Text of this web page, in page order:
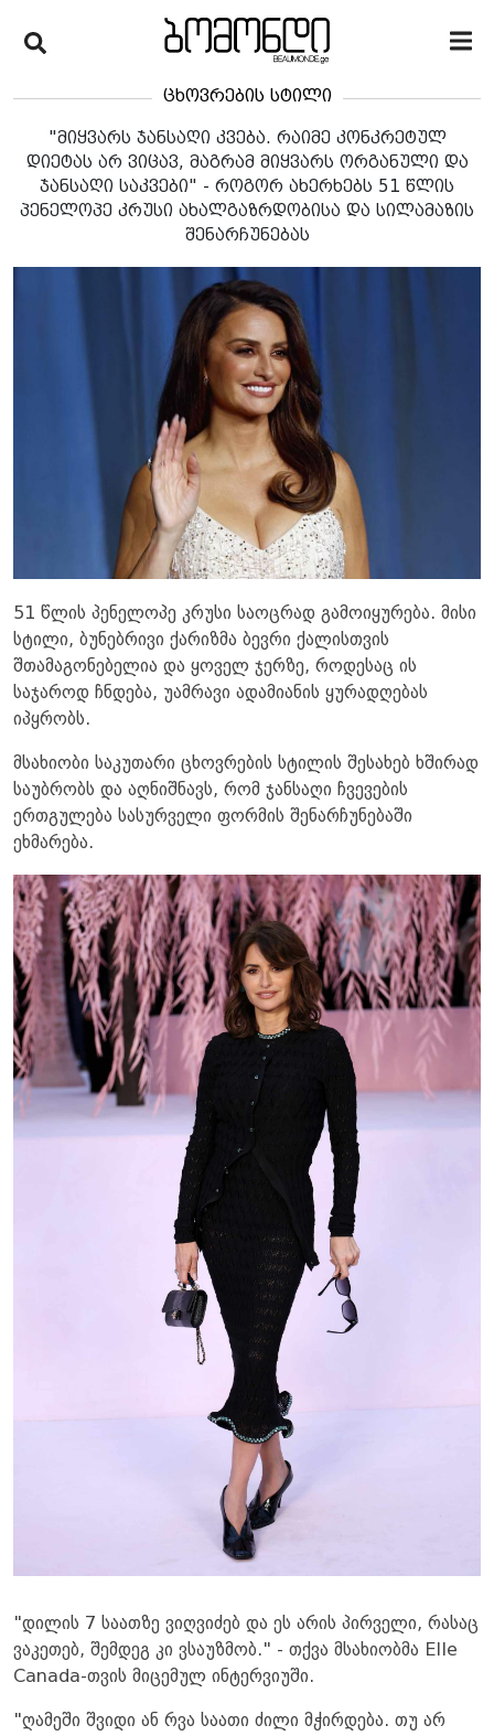
ცხოვრების სტილი
"მიყვარს ჯანსაღი კვება. რაიმე კონკრეტულ
დიეტას არ ვიცავ, მაგრამ მიყვარს ორგანული და
ჯანსაღი საკვები" - როგორ ახერხებს 51 წლის
პენელოპე კრუსი ახალგაზრდობისა და სილამაზის
შენარჩუნებას
51 წლის პენელოპე კრუსი საოცრად გამოიყურება. მისი
სტილი, ბუნებრივი ქარიზმა ბევრი ქალისთვის
შთამაგონებელია და ყოველ ჯერზე, როდესაც ის
საჯაროდ ჩნდება, უამრავი ადამიანის ყურადღებას
იპყრობს.
მსახიობი საკუთარი ცხოვრების სტილის შესახებ ხშირად
საუბრობს და აღნიშნავს, რომ ჯანსაღი ჩვევების
ერთგულება სასურველი ფორმის შენარჩუნებაში
ეხმარება.
"დილის 7 საათზე ვიღვიძებ და ეს არის პირველი, რასაც
ვაკეთებ, შემდეგ კი ვსაუზმობ." - თქვა მსახიობმა Elle
Canada-თვის მიცემულ ინტერვიუში.
"ღამეში შვიდი ან რვა საათი ძილი მჭირდება. თუ არ